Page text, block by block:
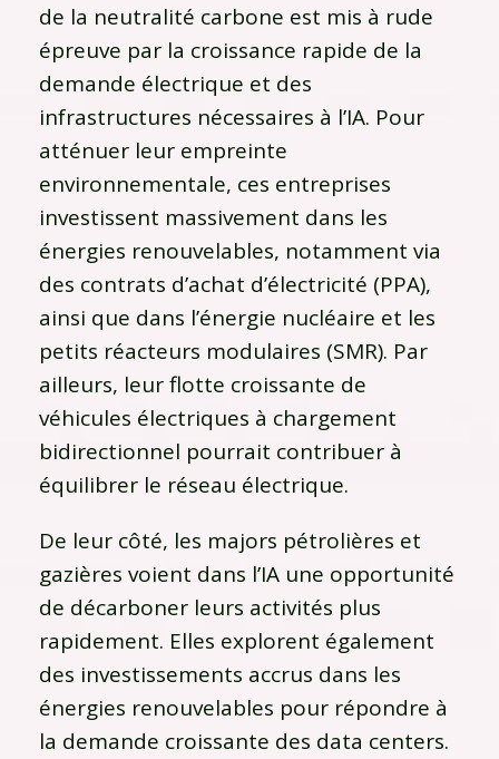
de la neutralité carbone est mis à rude
épreuve par la croissance rapide de la
demande électrique et des
infrastructures nécessaires à l’IA. Pour
atténuer leur empreinte
environnementale, ces entreprises
investissent massivement dans les
énergies renouvelables, notamment via
des contrats d’achat d’électricité (PPA),
ainsi que dans l’énergie nucléaire et les
petits réacteurs modulaires (SMR). Par
ailleurs, leur flotte croissante de
véhicules électriques à chargement
bidirectionnel pourrait contribuer à
équilibrer le réseau électrique.
De leur côté, les majors pétrolières et
gazières voient dans l’IA une opportunité
de décarboner leurs activités plus
rapidement. Elles explorent également
des investissements accrus dans les
énergies renouvelables pour répondre à
la demande croissante des data centers.